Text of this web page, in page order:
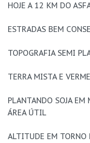
HOJE A 12 KM DO
ESTRADAS BEM
TOPOGRAFIA SEMI
TERRA MISTA E
PLANTANDO SOJA
ÁREA ÚTIL
ALTITUDE EM TORNO